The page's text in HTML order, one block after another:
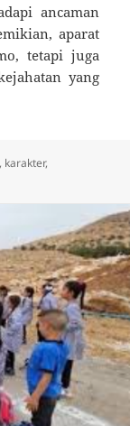
ancaman
aparat
tetapi juga
yang
, karakter,
Brimob dan Polisi: